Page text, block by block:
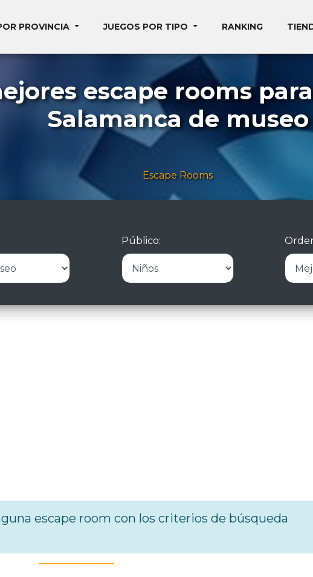
PROVINCIA JUEGOS POR TIPO RANKING
escape rooms
Salamanca de museo
Escape Rooms
Público:
escape room con los criterios de búsqueda